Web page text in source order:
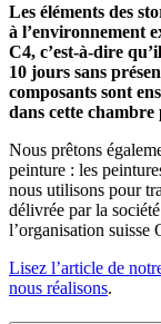
Les éléments des
à l’environnement
C4, c’est-à-dire
10 jours sans
composants sont
dans cette chambre
Nous prêtons
peinture : les
nous utilisons pour
délivrée par la
l’organisation suisse
Lisez l’article de
nous réalisons.